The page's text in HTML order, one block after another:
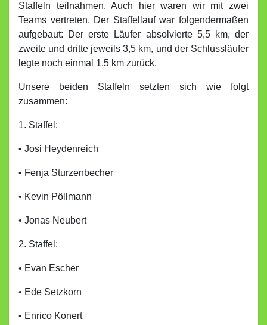
Staffeln teilnahmen. Auch hier waren wir mit zwei
Teams vertreten. Der Staffellauf war folgendermaßen
aufgebaut: Der erste Läufer absolvierte 5,5 km, der
zweite und dritte jeweils 3,5 km, und der Schlussläufer
legte noch einmal 1,5 km zurück.
Unsere beiden Staffeln setzten sich wie folgt
zusammen:
1. Staffel:
• Josi Heydenreich
• Fenja Sturzenbecher
• Kevin Pöllmann
• Jonas Neubert
2. Staffel:
• Evan Escher
• Ede Setzkorn
• Enrico Konert